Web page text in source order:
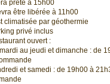
prête à 15h00
être libérée à 11h00
climatisée par géothermie
privé inclus
ouvert :
au jeudi et dimanche : de
et samedi : de 19h00 à